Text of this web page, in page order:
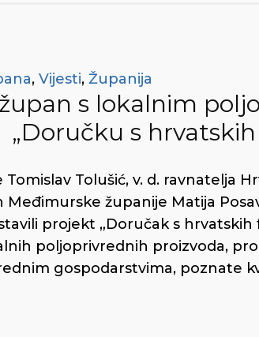
, Vijesti, Županija
s lokalnim
„Doručku s
Tolušić, v. d. ravnatelja
Međimurske županije Matija
projekt „Doručak s hrvatskih
poljoprivrednih proizvoda,
gospodarstvima, poznate